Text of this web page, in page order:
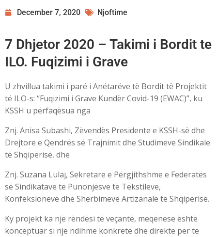
December 7, 2020 Njoftime
7 Dhjetor 2020 – Takimi i Bordit te
ILO. Fuqizimi i Grave
U zhvillua takimi i parë i Anëtarëve të Bordit të Projektit
të ILO-s: “Fuqizimi i Grave Kundër Covid-19 (EWAC)”, ku
KSSH u përfaqësua nga
Znj. Anisa Subashi, Zëvendës Presidente e KSSH-së dhe
Drejtore e Qendrës së Trajnimit dhe Studimeve Sindikale
të Shqipërisë, dhe
Znj. Suzana Lulaj, Sekretare e Përgjithshme e Federatës
së Sindikatave të Punonjësve të Tekstileve,
Konfeksioneve dhe Shërbimeve Artizanale të Shqipërisë.
Ky projekt ka një rëndësi të veçantë, meqënëse është
konceptuar si një ndihmë konkrete dhe direkte për të